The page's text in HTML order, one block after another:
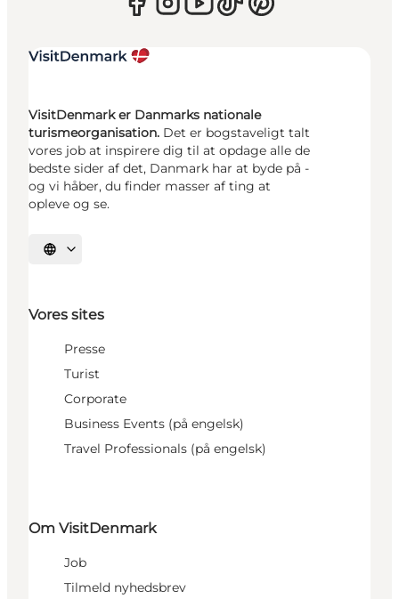
VisitDenmark er Danmarks nationale
turismeorganisation. Det er bogstaveligt talt
vores job at inspirere dig til at opdage alle de
bedste sider af det, Danmark har at byde på -
og vi håber, du finder masser af ting at
opleve og se.
Vælg sprog
Vores sites
Presse
Turist
Corporate
Business Events (på engelsk)
Travel Professionals (på engelsk)
Om VisitDenmark
Job
Tilmeld nyhedsbrev